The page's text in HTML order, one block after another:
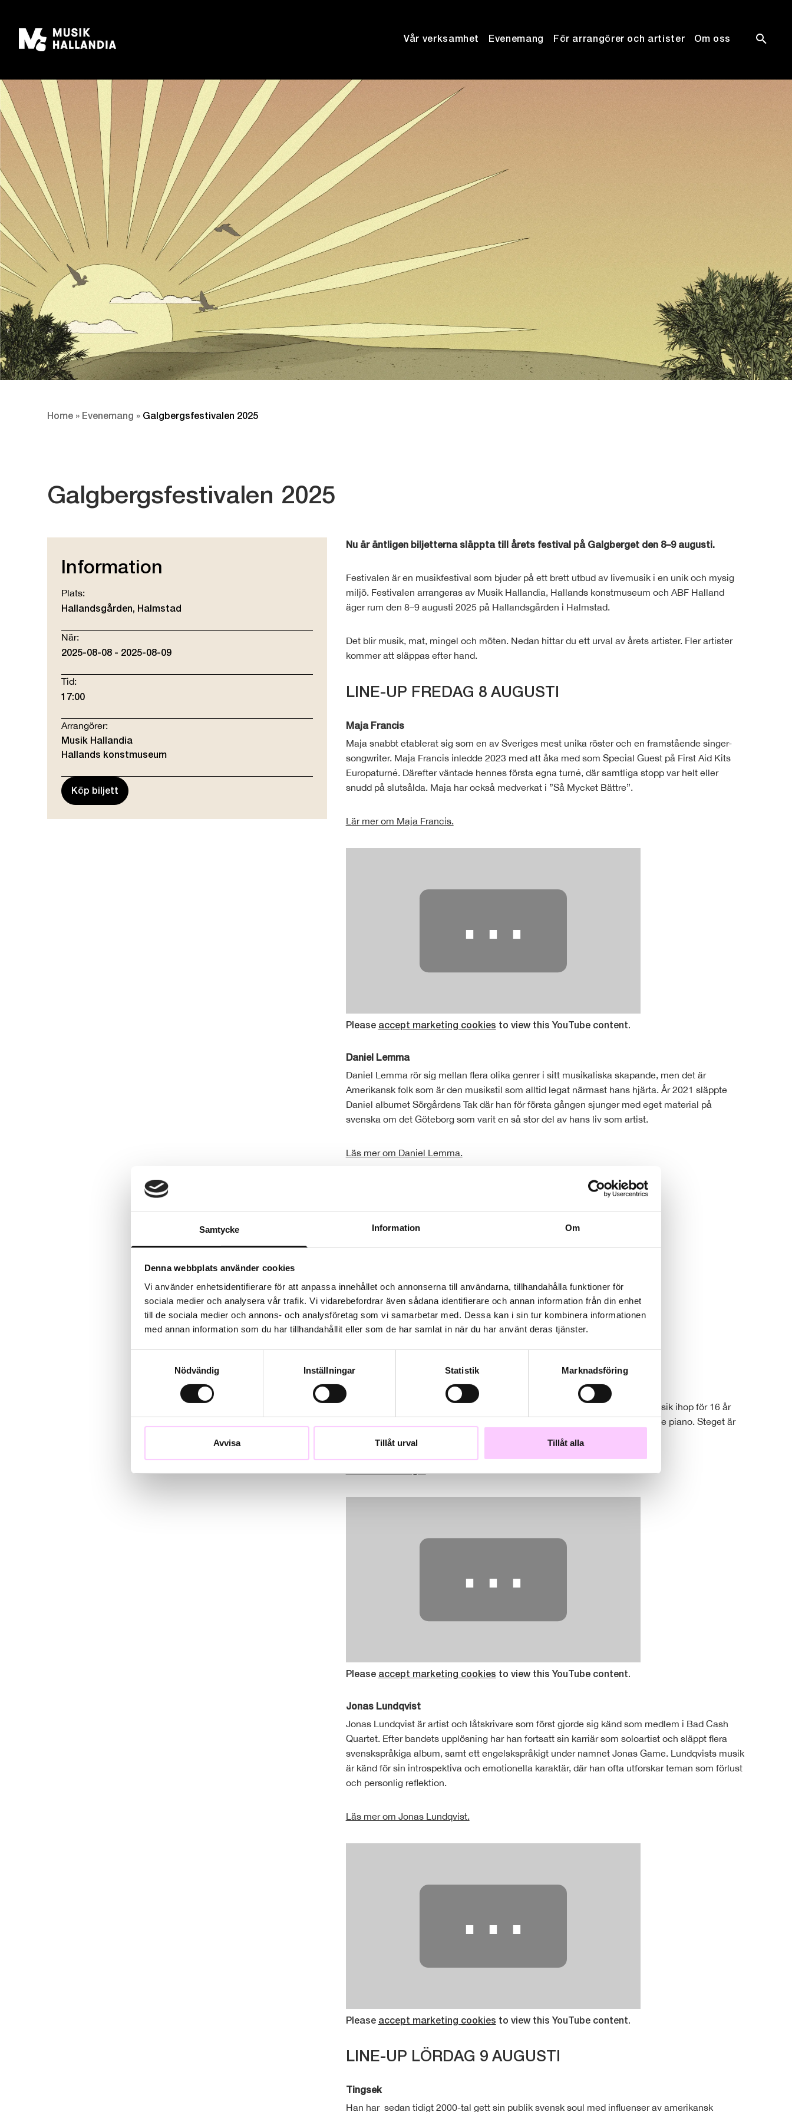
Samtycke Information Om
Denna webbplats använder cookies
Vi använder enhetsidentifierare för att anpassa innehållet och annonserna till användarna, tillhandahålla funktioner för
sociala medier och analysera vår trafik. Vi vidarebefordrar även sådana identifierare och annan information från din enhet
till de sociala medier och annons- och analysföretag som vi samarbetar med. Dessa kan i sin tur kombinera informationen
med annan information som du har tillhandahållit eller som de har samlat in när du har använt deras tjänster.
Nödvändig
Inställningar Statistik Marknadsföring
Avvisa Tillåt urval Tillåt alla
Vår verksamhet Evenemang För arrangörer och artister Om oss
Home » Evenemang » Galgbergsfestivalen 2025
Galgbergsfestivalen 2025
Nu är äntligen biljetterna släppta till årets festival på Galgberget den 8–9 augusti.
Festivalen är en musikfestival som bjuder på ett brett utbud av livemusik i en unik och mysig
miljö. Festivalen arrangeras av Musik Hallandia, Hallands konstmuseum och ABF Halland
äger rum den 8–9 augusti 2025 på Hallandsgården i Halmstad.
Det blir musik, mat, mingel och möten. Nedan hittar du ett urval av årets artister. Fler artister
kommer att släppas efter hand.
LINE-UP FREDAG 8 AUGUSTI
Maja Francis
Maja snabbt etablerat sig som en av Sveriges mest unika röster och en framstående singer-
songwriter. Maja Francis inledde 2023 med att åka med som Special Guest på First Aid Kits
Europaturné. Därefter väntade hennes första egna turné, där samtliga stopp var helt eller
snudd på slutsålda. Maja har också medverkat i ”Så Mycket Bättre”.
Lär mer om Maja Francis.
⋯
Please accept marketing cookies to view this YouTube content.
Daniel Lemma
Daniel Lemma rör sig mellan flera olika genrer i sitt musikaliska skapande, men det är
Amerikansk folk som är den musikstil som alltid legat närmast hans hjärta. År 2021 släppte
Daniel albumet Sörgårdens Tak där han för första gången sjunger med eget material på
svenska om det Göteborg som varit en så stor del av hans liv som artist.
Läs mer om Daniel Lemma.
⋯
Steget
Göteborgarna Nils Dahl och Matilda Sjöström bestämde sig för att göra musik ihop för 16 år
sedan. Vi känner igen melodierna, Matildas innerliga sång och Nils målande piano. Steget är
inspirerade av legender som Joni Mitchell, Gladys Knight och The Band.
Läs mer om Steget
⋯
Please accept marketing cookies to view this YouTube content.
Jonas Lundqvist
Jonas Lundqvist är artist och låtskrivare som först gjorde sig känd som medlem i Bad Cash
Quartet. Efter bandets upplösning har han fortsatt sin karriär som soloartist och släppt flera
svenskspråkiga album, samt ett engelskspråkigt under namnet Jonas Game. Lundqvists musik
är känd för sin introspektiva och emotionella karaktär, där han ofta utforskar teman som förlust
och personlig reflektion.
Läs mer om Jonas Lundqvist.
⋯
Please accept marketing cookies to view this YouTube content.
LINE-UP LÖRDAG 9 AUGUSTI
Tingsek
Han har sedan tidigt 2000-tal gett sin publik svensk soul med influenser av amerikansk
Information
Plats:
Hallandsgården, Halmstad
När:
2025-08-08 - 2025-08-09
Tid:
17:00
Arrangörer:
Musik Hallandia
Hallands konstmuseum
Köp biljett